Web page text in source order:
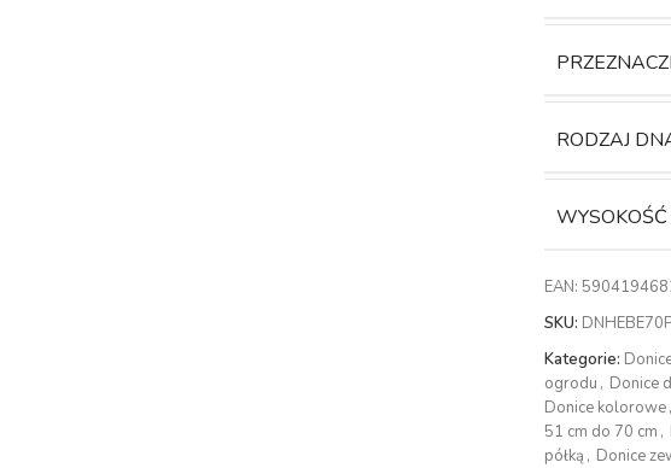
RODZAJ
WYSOKOŚĆ
EAN:
SKU:
Kategorie:
ogrodu , Donice
Donice kolorowe,
51 cm do 70 cm ,
półką , Donice